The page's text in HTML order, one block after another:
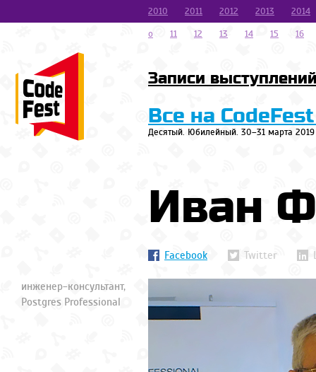
2010 2011 2012 2013
2014
o
11 12 13 14 15 16
Записи
Все на
Десятый. Юбилейный. 30–31 марта 2019
Иван
Facebook Twitter
инженер-консультант,
Postgres Professional